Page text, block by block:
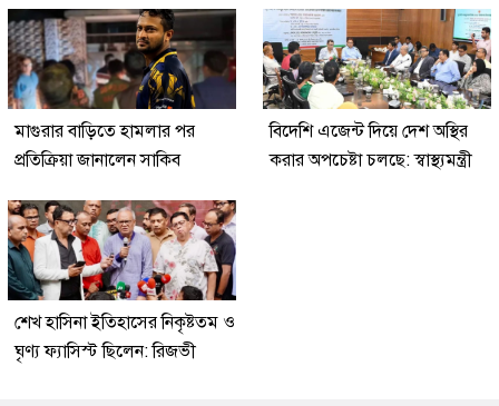
মাগুরার বাড়িতে হামলার পর
প্রতিক্রিয়া জানালেন সাকিব
বিদেশি এজেন্ট দিয়ে দেশ অস্থির
করার অপচেষ্টা চলছে: স্বাস্থ্যমন্ত্রী
শেখ হাসিনা ইতিহাসের নিকৃষ্টতম ও
ঘৃণ্য ফ্যাসিস্ট ছিলেন: রিজভী